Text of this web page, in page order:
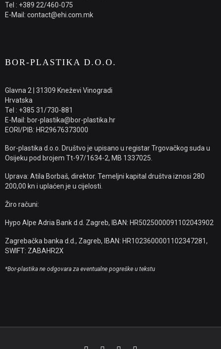
Tel : +389 22/460-075
E-Mail: contact@ehi.com.mk
BOR-PLASTIKA D.O.O.
Glavna 2 | 31309 Kneževi Vinogradi
Hrvatska
Tel : +385 31/730-881
E-Mail: bor-plastika@bor-plastika.hr
EORI/PIB: HR29676373000
Bor-plastika d.o.o. Društvo je upisano u registar Trgovačkog suda u
Osijeku pod brojem Tt-97/1634-2, MB 1337025.
Uprava: Atila Borbaš, direktor. Temeljni kapital društva iznosi 280
200,00 kn i uplaćen je u cijelosti.
Žiro računi:
Hypo Alpe Adria Bank d.d. Zagreb, IBAN: HR5025000091102043902
Zagrebačka banka d.d., Zagreb, IBAN: HR1023600001102347281,
SWIFT: ZABAHR2X
*Bor-plastika ne odgovara za eventualne pogreške u tekstu